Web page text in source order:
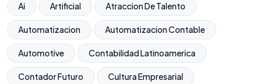
Ai Artificial Atraccion De Talento
Automatizacion Automatizacion Contable
Automotive Contabilidad Latinoamerica
Contador Futuro Cultura Empresarial